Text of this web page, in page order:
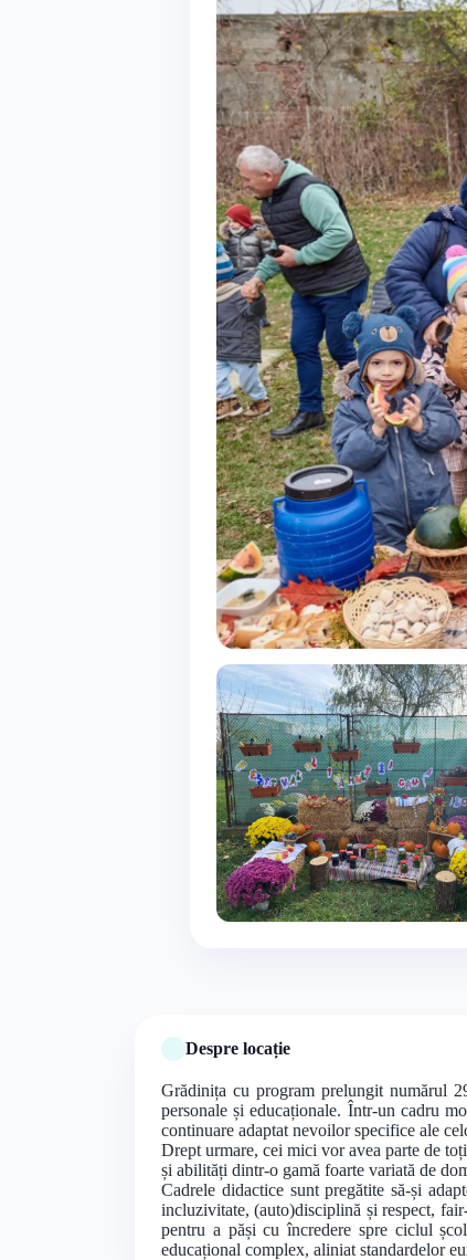
Despre locație
Grădinița cu program prelungit numărul
personale și educaționale. Într-un cadru
continuare adaptat nevoilor specifice ale
Drept urmare, cei mici vor avea parte de
și abilități dintr-o gamă foarte variată de
Cadrele didactice sunt pregătite să-și
incluzivitate, (auto)disciplină și respect,
pentru a păși cu încredere spre ciclul
educațional complex, aliniat standardelor